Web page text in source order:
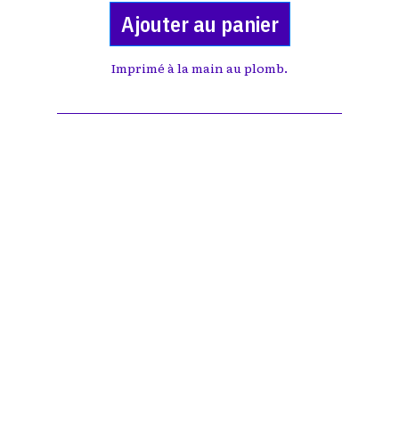
Ajouter au panier
Imprimé à la main au plomb.